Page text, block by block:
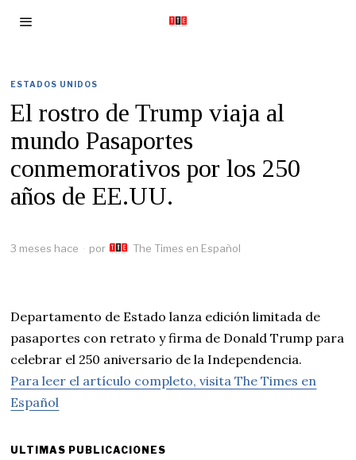
ESTADOS UNIDOS
El rostro de Trump viaja al
mundo Pasaportes
conmemorativos por los 250
años de EE.UU.
3 meses hace por The Times en Español
Departamento de Estado lanza edición limitada de
pasaportes con retrato y firma de Donald Trump para
celebrar el 250 aniversario de la Independencia.
Para leer el artículo completo, visita The Times en
Español
ULTIMAS PUBLICACIONES